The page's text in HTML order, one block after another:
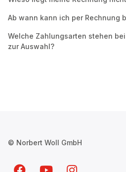
Ab wann kann ich per Rechnung
Welche Zahlungsarten stehen
zur Auswahl?
© Norbert Woll GmbH
FacebookYouTubeInstagram